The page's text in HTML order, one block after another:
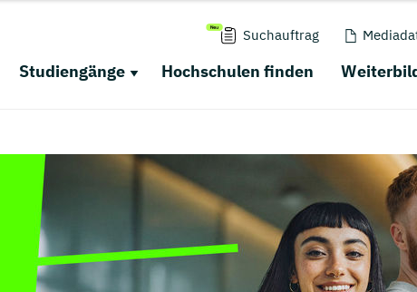
Suchauftrag
Studiengänge Hochschulen finden